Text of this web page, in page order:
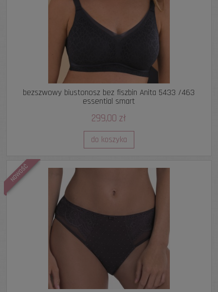
bezszwowy biustonosz bez fiszbin Anita 5433 /463
essential smart
299,00 zł
do koszyka
NOWOŚĆ